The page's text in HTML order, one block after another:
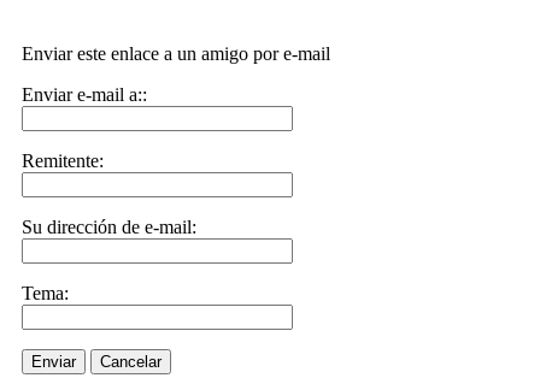
Enviar este enlace a un amigo por e-mail
Enviar e-mail a::
Remitente:
Su dirección de e-mail:
Tema:
Enviar Cancelar